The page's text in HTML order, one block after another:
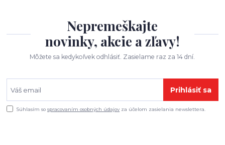
Nepremeškajte
novinky, akcie a zľavy!
Môžete sa kedykoľvek odhlásiť. Zasielame raz za 14 dní.
Prihlásiť sa
Súhlasím sospracovaním osobných údajov za účelom zasielania newslettera.